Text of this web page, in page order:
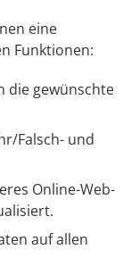
eine
Funktionen:
die gewünschte
Falsch- und
Online-Web-
auf allen